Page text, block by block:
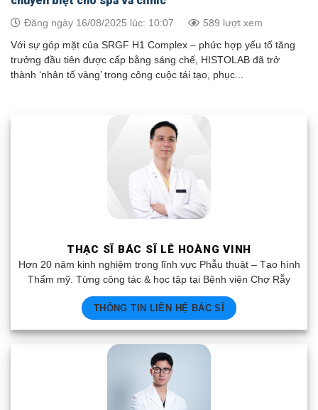
Đăng ngày 16/08/2025 lúc: 10:07 589 lượt xem
Với sự góp mặt của SRGF H1 Complex – phức hợp yếu tố tăng
trưởng đầu tiên được cấp bằng sáng chế, HISTOLAB đã trở
thành ‘nhân tố vàng’ trong công cuộc tái tạo, phục...
THẠC SĨ BÁC SĨ LÊ HOÀNG VINH
Hơn 20 năm kinh nghiệm trong lĩnh vực Phẫu thuật – Tạo hình
Thẩm mỹ. Từng công tác & học tập tại Bệnh viện Chợ Rẫy
THÔNG TIN LIÊN HỆ BÁC SĨ